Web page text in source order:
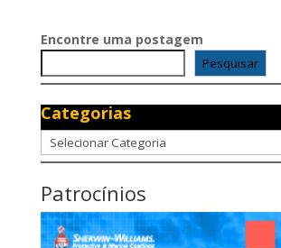
Encontre uma postagem
Pesquisar
Categorias
Categorias
Patrocínios